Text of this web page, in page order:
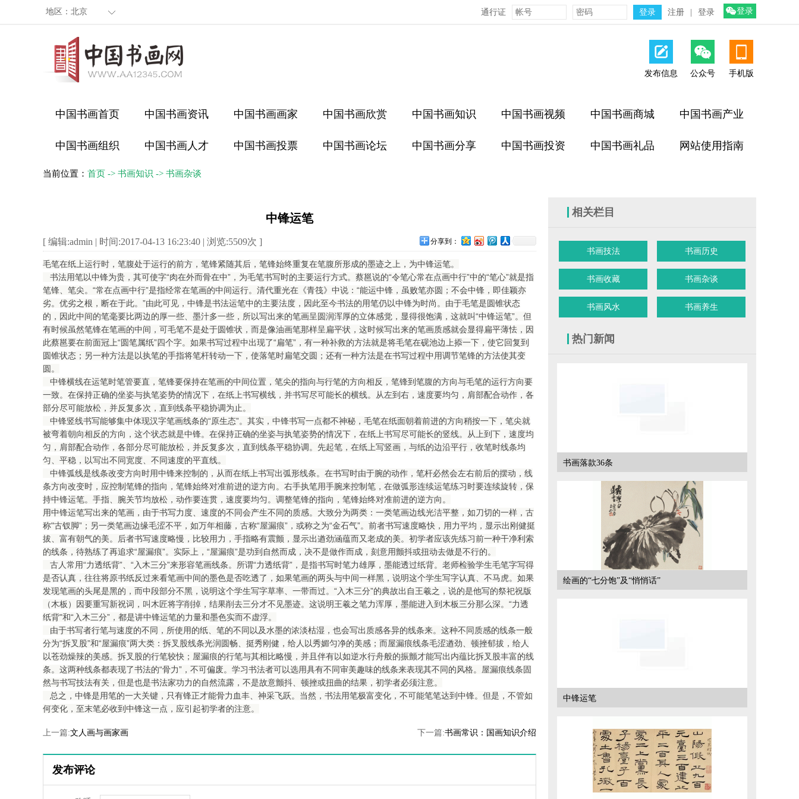
地区： 北京 通行证 注册 登录 登录
发布信息 公众号 手机版
中国书画首页 中国书画资讯 中国书画画家 中国书画欣赏 中国书画知识 中国书画视频 中国书画商城 中国书画产业
中国书画组织 中国书画人才 中国书画投票 中国书画论坛 中国书画分享 中国书画投资 中国书画礼品 网站使用指南
当前位置： 首页 -> 书画知识 -> 书画杂谈
中锋运笔
[ 编辑:admin | 时间:2017-04-13 16:23:40 | 浏览:5509次 ] 分享到：
毛笔在纸上运行时，笔腹处于运行的前方，笔锋紧随其后，笔锋始终重复在笔腹所形成的墨迹之上，为中锋运笔。
书法用笔以中锋为贵，其可使字“肉在外而骨在中”，为毛笔书写时的主要运行方式。蔡邕说的“令笔心常在点画中行”中的“笔心”就是指
笔锋、笔尖。“常在点画中行”是指经常在笔画的中间运行。清代重光在《青筏》中说：“能运中锋，虽败笔亦圆；不会中锋，即佳颖亦
劣。优劣之根，断在于此。”由此可见，中锋是书法运笔中的主要法度，因此至今书法的用笔仍以中锋为时尚。由于毛笔是圆锥状态
的，因此中间的笔毫要比两边的厚一些、墨汁多一些，所以写出来的笔画呈圆润浑厚的立体感觉，显得很饱满，这就叫“中锋运笔”。但
有时候虽然笔锋在笔画的中间，可毛笔不是处于圆锥状，而是像油画笔那样呈扁平状，这时候写出来的笔画质感就会显得扁平薄怯，因
此蔡邕要在前面冠上“圆笔属纸”四个字。如果书写过程中出现了“扁笔”，有一种补救的方法就是将毛笔在砚池边上掭一下，使它回复到
圆锥状态；另一种方法是以执笔的手指将笔杆转动一下，使落笔时扁笔交圆；还有一种方法是在书写过程中用调节笔锋的方法使其变
圆。
中锋横线在运笔时笔管要直，笔锋要保持在笔画的中间位置，笔尖的指向与行笔的方向相反，笔锋到笔腹的方向与毛笔的运行方向要
一致。在保持正确的坐姿与执笔姿势的情况下，在纸上书写横线，并书写尽可能长的横线。从左到右，速度要均匀，肩部配合动作，各
部分尽可能放松，并反复多次，直到线条平稳协调为止。
中锋竖线书写能够集中体现汉字笔画线条的“原生态”。其实，中锋书写一点都不神秘，毛笔在纸面朝着前进的方向稍按一下，笔尖就
被弯着朝向相反的方向，这个状态就是中锋。在保持正确的坐姿与执笔姿势的情况下，在纸上书写尽可能长的竖线。从上到下，速度均
匀，肩部配合动作，各部分尽可能放松，并反复多次，直到线条平稳协调。先起笔，在纸上写竖画，与纸的边沿平行，收笔时线条均
匀、平稳，以写出不同宽度、不同速度的平直线。
中锋弧线是线条改变方向时用中锋来控制的，从而在纸上书写出弧形线条。在书写时由于腕的动作，笔杆必然会左右前后的摆动，线
条方向改变时，应控制笔锋的指向，笔锋始终对准前进的逆方向。右手执笔用手腕来控制笔，在做弧形连续运笔练习时要连续旋转，保
持中锋运笔。手指、腕关节均放松，动作要连贯，速度要均匀。调整笔锋的指向，笔锋始终对准前进的逆方向。
用中锋运笔写出来的笔画，由于书写力度、速度的不同会产生不同的质感。大致分为两类：一类笔画边线光洁平整，如刀切的一样，古
称"古钗脚”；另一类笔画边缘毛涩不平，如万年相藤，古称“屋漏痕”，或称之为“金石气”。前者书写速度略快，用力平均，显示出刚健挺
拔、富有朝气的美。后者书写速度略慢，比较用力，手指略有震颤，显示出遒劲涵蕴而又老成的美。初学者应该先练习前一种干净利索
的线条，待熟练了再追求“屋漏痕”。实际上，“屋漏痕”是功到自然而成，决不是做作而成，刻意用颤抖或扭动去做是不行的。
古人常用“力透纸背”、“入木三分”来形容笔画线条。所谓“力透纸背”，是指书写时笔力雄厚，墨能透过纸背。老师检验学生毛笔字写得
是否认真，往往将原书纸反过来看笔画中间的墨色是否吃透了，如果笔画的两头与中间一样黑，说明这个学生写字认真、不马虎。如果
发现笔画的头尾是黑的，而中段部分不黑，说明这个学生写字草率、一带而过。“入木三分”的典故出自王羲之，说的是他写的祭祀祝版
（木板）因要重写新祝词，叫木匠将字削掉，结果削去三分才不见墨迹。这说明王羲之笔力浑厚，墨能进入到木板三分那么深。“力透
纸背"和“入木三分”，都是讲中锋运笔的力量和墨色实而不虚浮。
由于书写者行笔与速度的不同，所使用的纸、笔的不同以及水墨的浓淡枯湿，也会写出质感各异的线条来。这种不同质感的线条一般
分为“拆叉股”和“屋漏痕”两大类：拆叉股线条光润圆畅、挺秀刚健，给人以秀媚匀净的美感；而屋漏痕线条毛涩遒劲、顿挫郁拔，给人
以苍劲燥辣的美感。拆叉股的行笔较快；屋漏痕的行笔与其相比略慢，并且伴有以如逆水行舟般的振颤才能写出内蕴比拆叉股丰富的线
条。这两种线条都表现了书法的“骨力”，不可偏废。学习书法者可以选用具有不同审美趣味的线条来表现其不同的风格。屋漏痕线条固
然与书写技法有关，但是也是书法家功力的自然流露，不是故意颤抖、顿挫或扭曲的结果，初学者必须注意。
总之，中锋是用笔的一大关键，只有锋正才能骨力血丰、神采飞跃。当然，书法用笔极富变化，不可能笔笔达到中锋。但是，不管如
何变化，至末笔必收到中锋这一点，应引起初学者的注意。
上一篇:文人画与画家画 下一篇:书画常识：国画知识介绍
发布评论
相关栏目
书画技法 书画历史
书画收藏 书画杂谈
书画风水 书画养生
热门新闻
书画落款36条
绘画的“七分饱”及“悄悄话”
中锋运笔